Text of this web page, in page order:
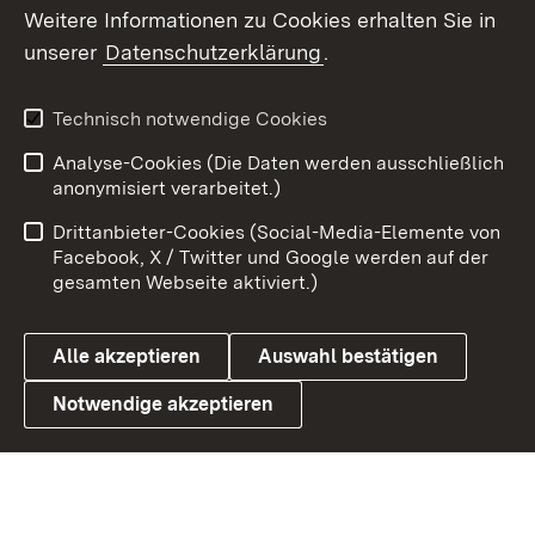
X / Twitter
Youtube
Link zum Landesportal
Impressum
Kontakt
Barrierefreiheit
Datenschutz
Cookies
Weitere Informationen zu Cookies erhalten Sie in
unserer Datenschutzerklärung.
Technisch notwendige Cookies
Analyse-Cookies (Die Daten werden ausschließlich
anonymisiert verarbeitet.)
Drittanbieter-Cookies (Social-Media-Elemente von
Facebook, X / Twitter und Google werden auf der
gesamten Webseite aktiviert.)
Alle akzeptieren Auswahl bestätigen
Notwendige akzeptieren